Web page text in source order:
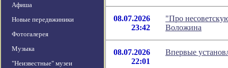
Афиша
Новые передвжиники
Фотогалерея
Музыка
"Неизвестные" музеи
08.07.2026
23:42
"Про
Воложина
08.07.2026
22:01
Впервые